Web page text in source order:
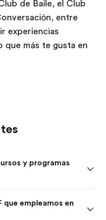
de Baile, el Club
entre
experiencias
que más te gusta en
y programas
que empleamos en